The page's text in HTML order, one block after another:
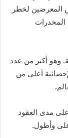
المعرضين لخطر
المخدرات
وهو أكبر من عدد
أعلى من
مدى العقود
وأطول.